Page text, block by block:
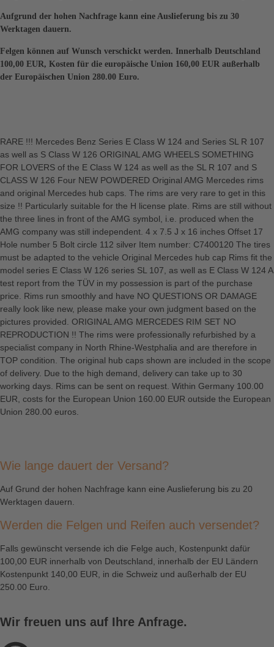
Aufgrund der hohen Nachfrage kann eine Auslieferung bis zu 30
Werktagen dauern.
Felgen können auf Wunsch verschickt werden. Innerhalb Deutschland
100,00 EUR, Kosten für die europäische Union 160,00 EUR außerhalb
der Europäischen Union 280.00 Euro.
RARE !!! Mercedes Benz Series E Class W 124 and Series SL R 107
as well as S Class W 126 ORIGINAL AMG WHEELS SOMETHING
FOR LOVERS of the E Class W 124 as well as the SL R 107 and S
CLASS W 126 Four NEW POWDERED Original AMG Mercedes rims
and original Mercedes hub caps. The rims are very rare to get in this
size !! Particularly suitable for the H license plate. Rims are still without
the three lines in front of the AMG symbol, i.e. produced when the
AMG company was still independent. 4 x 7.5 J x 16 inches Offset 17
Hole number 5 Bolt circle 112 silver Item number: C7400120 The tires
must be adapted to the vehicle Original Mercedes hub cap Rims fit the
model series E Class W 126 series SL 107, as well as E Class W 124 A
test report from the TÜV in my possession is part of the purchase
price. Rims run smoothly and have NO QUESTIONS OR DAMAGE
really look like new, please make your own judgment based on the
pictures provided. ORIGINAL AMG MERCEDES RIM SET NO
REPRODUCTION !! The rims were professionally refurbished by a
specialist company in North Rhine-Westphalia and are therefore in
TOP condition. The original hub caps shown are included in the scope
of delivery. Due to the high demand, delivery can take up to 30
working days. Rims can be sent on request. Within Germany 100.00
EUR, costs for the European Union 160.00 EUR outside the European
Union 280.00 euros.
Wie lange dauert der Versand?
Auf Grund der hohen Nachfrage kann eine Auslieferung bis zu 20
Werktagen dauern.
Werden die Felgen und Reifen auch versendet?
Falls gewünscht versende ich die Felge auch, Kostenpunkt dafür
100,00 EUR innerhalb von Deutschland, innerhalb der EU Ländern
Kostenpunkt 140,00 EUR, in die Schweiz und außerhalb der EU
250.00 Euro.
Wir freuen uns auf Ihre Anfrage.